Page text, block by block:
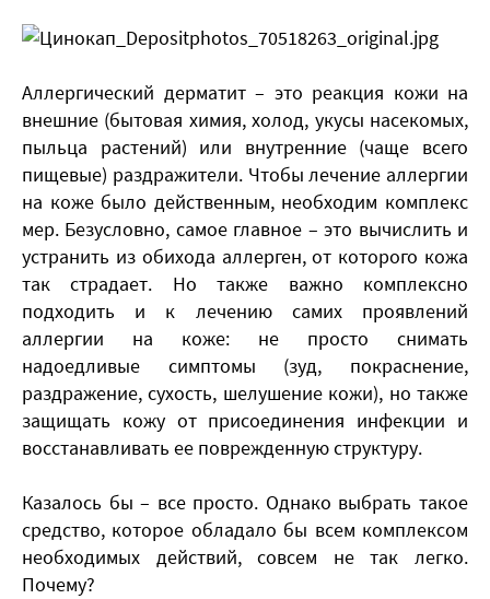
Аллергический дерматит – это реакция кожи на
внешние (бытовая химия, холод, укусы насекомых,
пыльца растений) или внутренние (чаще всего
пищевые) раздражители. Чтобы лечение аллергии
на коже было действенным, необходим комплекс
мер. Безусловно, самое главное – это вычислить и
устранить из обихода аллерген, от которого кожа
так страдает. Но также важно комплексно
подходить и к лечению самих проявлений
аллергии на коже: не просто снимать
надоедливые симптомы (зуд, покраснение,
раздражение, сухость, шелушение кожи), но также
защищать кожу от присоединения инфекции и
восстанавливать ее поврежденную структуру.
Казалось бы – все просто. Однако выбрать такое
средство, которое обладало бы всем комплексом
необходимых действий, совсем не так легко.
Почему?